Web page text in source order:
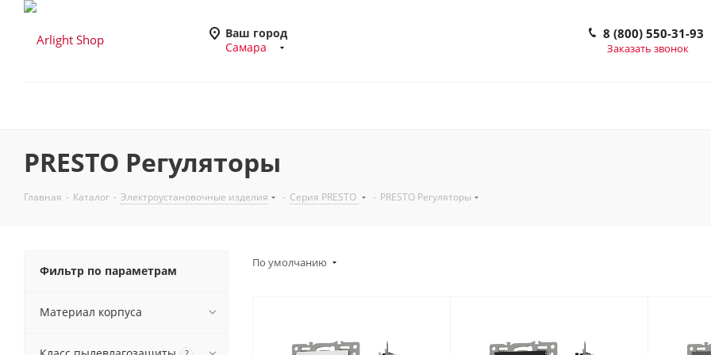
Ваш город
Самара
8 (800) 550-31-93
Заказать звонок
PRESTO Регуляторы
Главная - Каталог - Электроустановочные изделия - Серия PRESTO - PRESTO Регуляторы
По умолчанию
Фильтр по параметрам
Материал корпуса